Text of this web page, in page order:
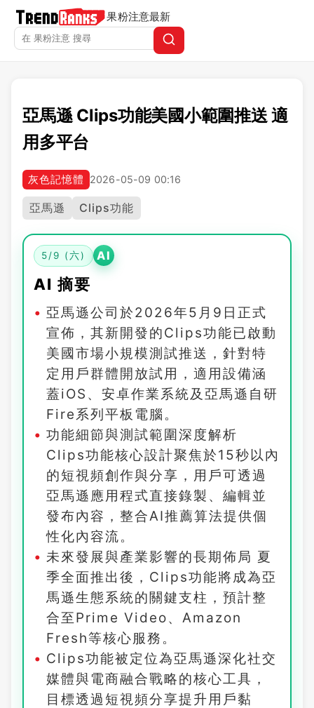
果粉注意最新
亞馬遜 Clips功能美國小範圍推送 適
用多平台
灰色記憶體 2026-05-09 00:16
亞馬遜 Clips功能
5/9 (六) AI
AI 摘要
亞馬遜公司於2026年5月9日正式
宣佈，其新開發的Clips功能已啟動
美國市場小規模測試推送，針對特
定用戶群體開放試用，適用設備涵
蓋iOS、安卓作業系統及亞馬遜自研
Fire系列平板電腦。
功能細節與測試範圍深度解析
Clips功能核心設計聚焦於15秒以內
的短視頻創作與分享，用戶可透過
亞馬遜應用程式直接錄製、編輯並
發布內容，整合AI推薦算法提供個
性化內容流。
未來發展與產業影響的長期佈局 夏
季全面推出後，Clips功能將成為亞
馬遜生態系統的關鍵支柱，預計整
合至Prime Video、Amazon
Fresh等核心服務。
Clips功能被定位為亞馬遜深化社交
媒體與電商融合戰略的核心工具，
目標透過短視頻分享提升用戶黏